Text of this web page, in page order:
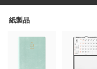
紙製品